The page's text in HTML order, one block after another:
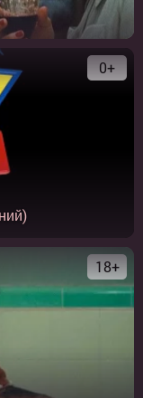
0+
18+